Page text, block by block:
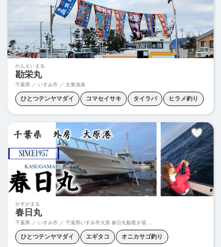
ジギング スルメイカ釣り タイラバ
ヒラマサキャスティング ヒラマサジギング ヒラマサ釣り
ヒラメ釣り マハタ釣り ヤリイカ釣り
ワラサキャスティング
泳がせ釣り
かんえいまる
勘栄丸
千葉県 ／ いすみ市 ／ 太東漁港
ひとつテンヤマダイ コマセイサキ タイラバ ヒラメ釣り
五目釣り 泳がせ釣り
かすがまる
春日丸
千葉県 ／ いすみ市 ／ 千葉県いすみ市大原 春日丸船着き場 漁港埋立地
ひとつテンヤマダイ エギタコ オニカサゴ釣り